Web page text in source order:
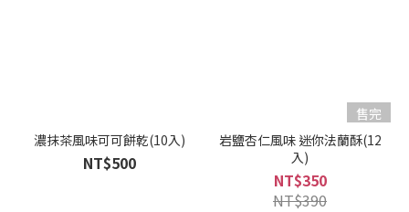
濃抹茶風味可可餅乾(10入)
NT$500
售完
岩鹽杏仁風味 迷你法蘭酥(12
入)
NT$350
NT$390